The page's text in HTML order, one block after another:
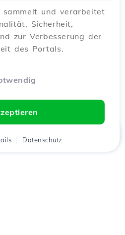
sammelt und verarbeitet
Sicherheit,
zur Verbesserung der
des Portals.
Datenschutz
Chat